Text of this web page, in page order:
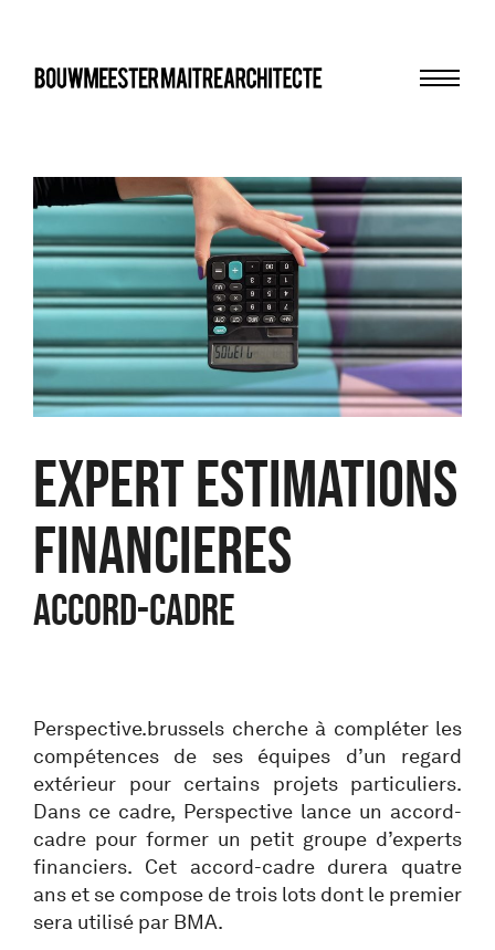
bma
EXPERT ESTIMATIONS
FINANCIERES
Accord-cadre
Perspective.brussels cherche à compléter les
compétences de ses équipes d’un regard
extérieur pour certains projets particuliers.
Dans ce cadre, Perspective lance un accord-
cadre pour former un petit groupe d’experts
financiers. Cet accord-cadre durera quatre
ans et se compose de trois lots dont le premier
sera utilisé par BMA.